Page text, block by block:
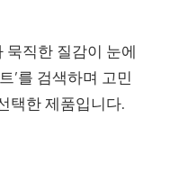
직한 질감이 눈에
’를 검색하며 고민
택한 제품입니다.